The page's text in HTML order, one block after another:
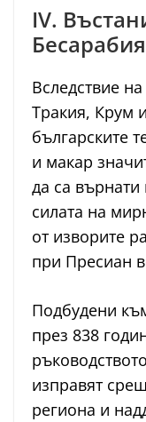
IV.
Бесарабия
Вследствие
Тракия, Крум
българските
и макар
да са
силата на
от изворите
при Пресиан
Подбудени
през 838
изправят
региона и